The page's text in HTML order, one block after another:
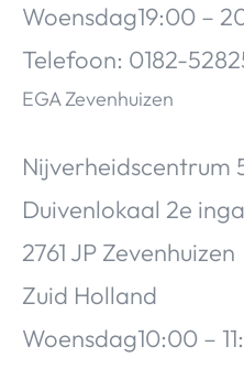
Woensdag19:00 –
Telefoon: 0182-
EGA Zevenhuizen
Nijverheidscentrum
Duivenlokaal 2e
2761 JP Zevenhuizen
Zuid Holland
Woensdag10:00 –